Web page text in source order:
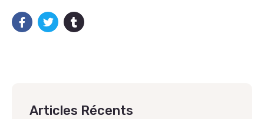
Articles Récents